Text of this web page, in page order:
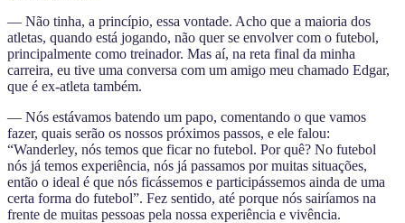
— Não tinha, a princípio, essa vontade. Acho que a maioria dos
atletas, quando está jogando, não quer se envolver com o futebol,
principalmente como treinador. Mas aí, na reta final da minha
carreira, eu tive uma conversa com um amigo meu chamado Edgar,
que é ex-atleta também.
— Nós estávamos batendo um papo, comentando o que vamos
fazer, quais serão os nossos próximos passos, e ele falou:
“Wanderley, nós temos que ficar no futebol. Por quê? No futebol
nós já temos experiência, nós já passamos por muitas situações,
então o ideal é que nós ficássemos e participássemos ainda de uma
certa forma do futebol”. Fez sentido, até porque nós sairíamos na
frente de muitas pessoas pela nossa experiência e vivência.